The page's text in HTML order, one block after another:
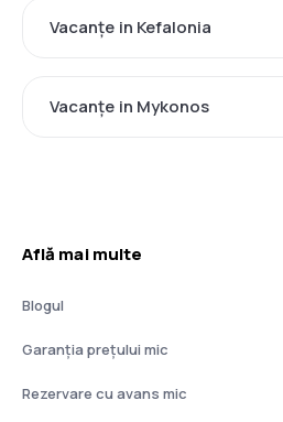
Vacanţe in Kefalonia
Vacanţe in Mykonos
Află mai multe
Blogul
Garanția prețului mic
Rezervare cu avans mic